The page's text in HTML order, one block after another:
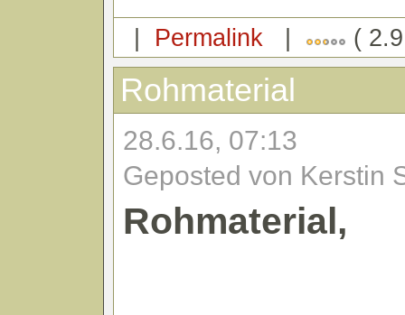
| Permalink | (
Rohmaterial
28.6.16, 07:13
Geposted von Kerstin
Rohmaterial,